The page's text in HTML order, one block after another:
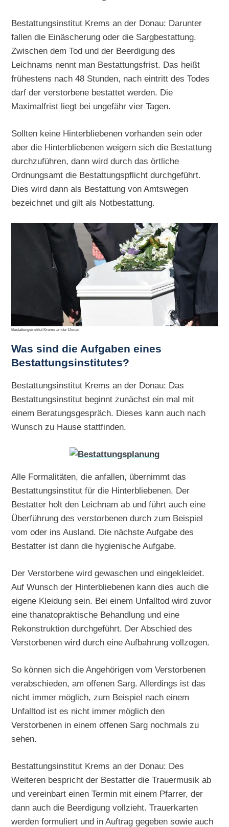
Bestattungsinstitut Krems an der Donau: Darunter
fallen die Einäscherung oder die Sargbestattung.
Zwischen dem Tod und der Beerdigung des
Leichnams nennt man Bestattungsfrist. Das heißt
frühestens nach 48 Stunden, nach eintritt des Todes
darf der verstorbene bestattet werden. Die
Maximalfrist liegt bei ungefähr vier Tagen.
Sollten keine Hinterbliebenen vorhanden sein oder
aber die Hinterbliebenen weigern sich die Bestattung
durchzuführen, dann wird durch das örtliche
Ordnungsamt die Bestattungspflicht durchgeführt.
Dies wird dann als Bestattung von Amtswegen
bezeichnet und gilt als Notbestattung.
Bestattungsinstitut Krems an der Donau
Was sind die Aufgaben eines
Bestattungsinstitutes?
Bestattungsinstitut Krems an der Donau: Das
Bestattungsinstitut beginnt zunächst ein mal mit
einem Beratungsgespräch. Dieses kann auch nach
Wunsch zu Hause stattfinden.
Alle Formalitäten, die anfallen, übernimmt das
Bestattungsinstitut für die Hinterbliebenen. Der
Bestatter holt den Leichnam ab und führt auch eine
Überführung des verstorbenen durch zum Beispiel
vom oder ins Ausland. Die nächste Aufgabe des
Bestatter ist dann die hygienische Aufgabe.
Der Verstorbene wird gewaschen und eingekleidet.
Auf Wunsch der Hinterbliebenen kann dies auch die
eigene Kleidung sein. Bei einem Unfalltod wird zuvor
eine thanatopraktische Behandlung und eine
Rekonstruktion durchgeführt. Der Abschied des
Verstorbenen wird durch eine Aufbahrung vollzogen.
So können sich die Angehörigen vom Verstorbenen
verabschieden, am offenen Sarg. Allerdings ist das
nicht immer möglich, zum Beispiel nach einem
Unfalltod ist es nicht immer möglich den
Verstorbenen in einem offenen Sarg nochmals zu
sehen.
Bestattungsinstitut Krems an der Donau: Des
Weiteren bespricht der Bestatter die Trauermusik ab
und vereinbart einen Termin mit einem Pfarrer, der
dann auch die Beerdigung vollzieht. Trauerkarten
werden formuliert und in Auftrag gegeben sowie auch